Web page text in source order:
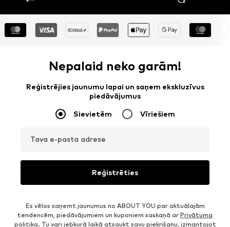
Nepalaid neko garām!
Reģistrējies jaunumu lapai un saņem ekskluzīvus
piedāvājumus
Sievietēm Vīriešiem
Tava e-pasta adrese
Reģistrēties
Es vēlos saņemt jaunumus no ABOUT YOU par aktuālajām
tendencēm, piedāvājumiem un kuponiem saskaņā ar Privātuma
politika. Tu vari jebkurā laikā atsaukt savu piekrišanu, izmantojot